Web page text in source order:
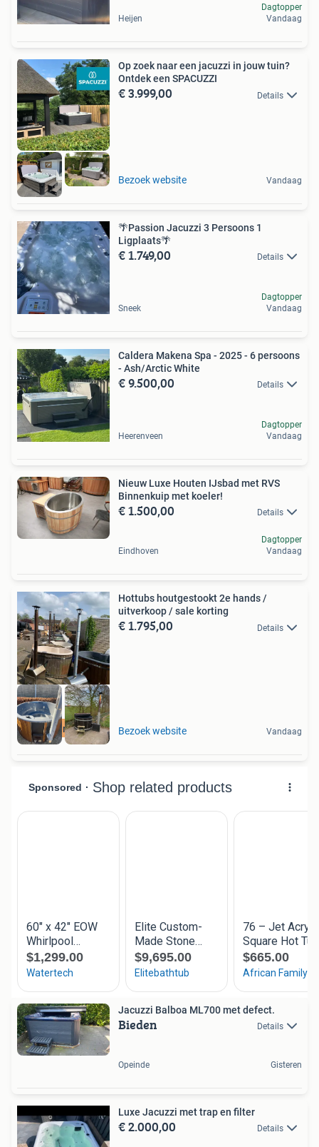
Heijen
Dagtopper
Vandaag
Op zoek naar een jacuzzi in jouw tuin?
Ontdek een SPACUZZI
€ 3.999,00 Details
Bezoek website Vandaag
🌴Passion Jacuzzi 3 Persoons 1
Ligplaats🌴
€ 1.749,00 Details
Sneek
Dagtopper
Vandaag
Caldera Makena Spa - 2025 - 6 persoons
- Ash/Arctic White
€ 9.500,00 Details
Heerenveen
Dagtopper
Vandaag
Nieuw Luxe Houten IJsbad met RVS
Binnenkuip met koeler!
€ 1.500,00 Details
Eindhoven
Dagtopper
Vandaag
Uitverkoop
Hottubs houtgestookt 2e hands /
uitverkoop / sale korting
€ 1.795,00 Details
Bezoek website Vandaag
Jacuzzi Balboa ML700 met defect.
Bieden Details
Opeinde Gisteren
Luxe Jacuzzi met trap en filter
€ 2.000,00 Details